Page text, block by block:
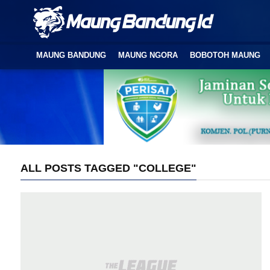
MAUNG BANDUNG MAUNG NGORA BOBOTOH MAUNG
ALL POSTS TAGGED "COLLEGE"